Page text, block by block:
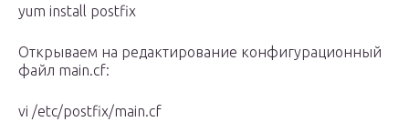
yum install postfix
Открываем на редактирование конфигурационный
файл main.cf:
vi /etc/postfix/main.cf